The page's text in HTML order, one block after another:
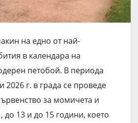
на едно от най-
в календара на
петобой. В периода
2026 г. в града се проведе
за момичета и
до 13 и до 15 години, което